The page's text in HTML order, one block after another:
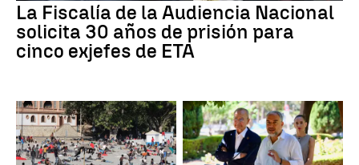
La Fiscalía de la Audiencia Nacional
solicita 30 años de prisión para
cinco exjefes de ETA